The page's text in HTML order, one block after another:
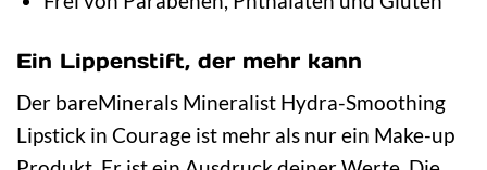
Ein Lippenstift, der mehr kann
Der bareMinerals Mineralist Hydra-Smoothing
Lipstick in Courage ist mehr als nur ein Make-up